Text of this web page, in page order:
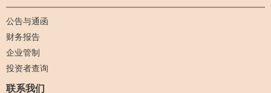
公告与通函
财务报告
企业管制
投资者查询
联系我们